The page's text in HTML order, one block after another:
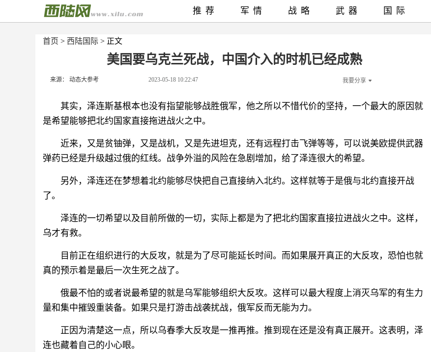
首页 > 西陆国际 > 正文
美国要乌克兰死战，中国介入的时机已经成熟
来源： 动态大参考 2023-05-18 10:22:47 我要分享
其实，泽连斯基根本也没有指望能够战胜俄军，他之所以不惜代价的坚持，一个最大的原因就
是希望能够把北约国家直接拖进战火之中。
近来，又是贫铀弹，又是战机，又是先进坦克，还有远程打击飞弹等等，可以说美欧提供武器
弹药已经是升级越过俄的红线。战争外溢的风险在急剧增加，给了泽连很大的希望。
另外，泽连还在梦想着北约能够尽快把自己直接纳入北约。这样就等于是俄与北约直接开战
了。
泽连的一切希望以及目前所做的一切，实际上都是为了把北约国家直接拉进战火之中。这样，
乌才有救。
目前正在组织进行的大反攻，就是为了尽可能延长时间。而如果展开真正的大反攻，恐怕也就
真的预示着是最后一次生死之战了。
俄最不怕的或者说最希望的就是乌军能够组织大反攻。这样可以最大程度上消灭乌军的有生力
量和集中摧毁重装备。如果只是打游击战袭扰战，俄军反而无能为力。
正因为清楚这一点，所以乌春季大反攻是一推再推。推到现在还是没有真正展开。这表明，泽
连也藏着自己的小心眼。
推荐 军情 战略 武器 国际